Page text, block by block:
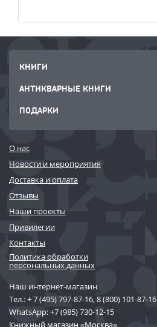
КНИГИ
АНТИКВАРНЫЕ КНИГИ
ПОДАРКИ
О нас
Новости и мероприятия
Доставка и оплата
Отзывы
Наши проекты
Привилегии
Контакты
Политика обработки
персональных данных
Наш интернет-магазин
Тел.:+ 7 (495) 797-87-16,8 (800) 101-87-16
WhatsApp:+7 (985) 730-12-15
Книжный магазин «Москва»